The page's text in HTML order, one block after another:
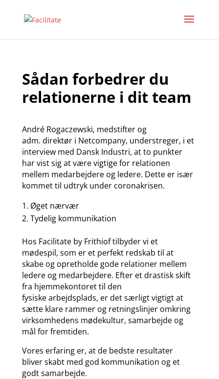
Sådan forbedrer du
relationerne i dit team
André Rogaczewski, medstifter og
adm. direktør i Netcompany, understreger, i et
interview med Dansk Industri, at to punkter
har vist sig at være vigtige for relationen
mellem medarbejdere og ledere. Dette er især
kommet til udtryk under coronakrisen.
Øget nærvær
Tydelig kommunikation
Hos Facilitate by Frithiof tilbyder vi et
mødespil, som er et perfekt redskab til at
skabe og opretholde gode relationer mellem
ledere og medarbejdere. Efter et drastisk skift
fra hjemmekontoret til den
fysiskearbejdsplads, er det særligtvigtigt at
sætte klare rammer og retningslinjer omkring
virksomhedens mødekultur, samarbejde og
mål for fremtiden.
Vores erfaring er, at de bedste resultater
bliver skabt med god kommunikation og et
godt samarbejde.